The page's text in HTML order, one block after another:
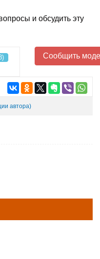
и обсудить эту
Сообщить
автора)